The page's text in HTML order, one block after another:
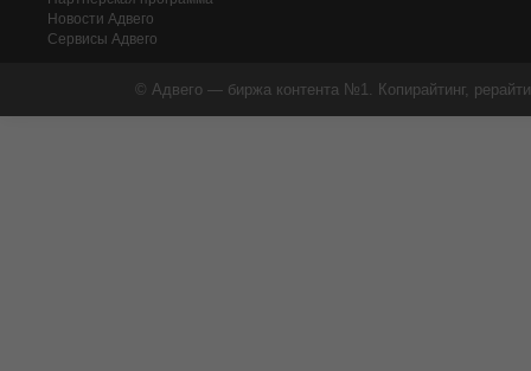
Новости Адвего
Сервисы Адвего
© Адвего — биржа контента №1. Копирайтинг,